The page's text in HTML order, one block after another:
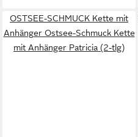
OSTSEE-SCHMUCK Kette mit
Anhänger Ostsee-Schmuck Kette
mit Anhänger Patricia (2-tlg)